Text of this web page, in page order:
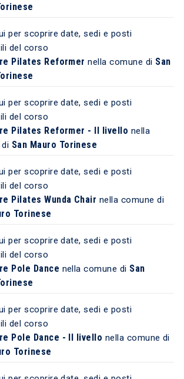
per scoprire date, sedi e posti
del corso
Pilates Reformer nella comune di San
per scoprire date, sedi e posti
del corso
Pilates Reformer - II livello nella
San Mauro Torinese
per scoprire date, sedi e posti
del corso
Pilates Wunda Chair nella comune di
Torinese
per scoprire date, sedi e posti
del corso
Pole Dance nella comune di San
per scoprire date, sedi e posti
del corso
Pole Dance - II livello nella comune di
Torinese